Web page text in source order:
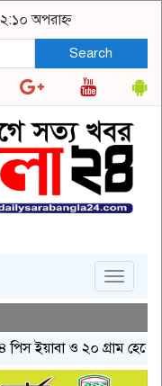
অপরাহ্ন
Search
Toggle
ও ২০ গ্রাম হেরোইনসহ